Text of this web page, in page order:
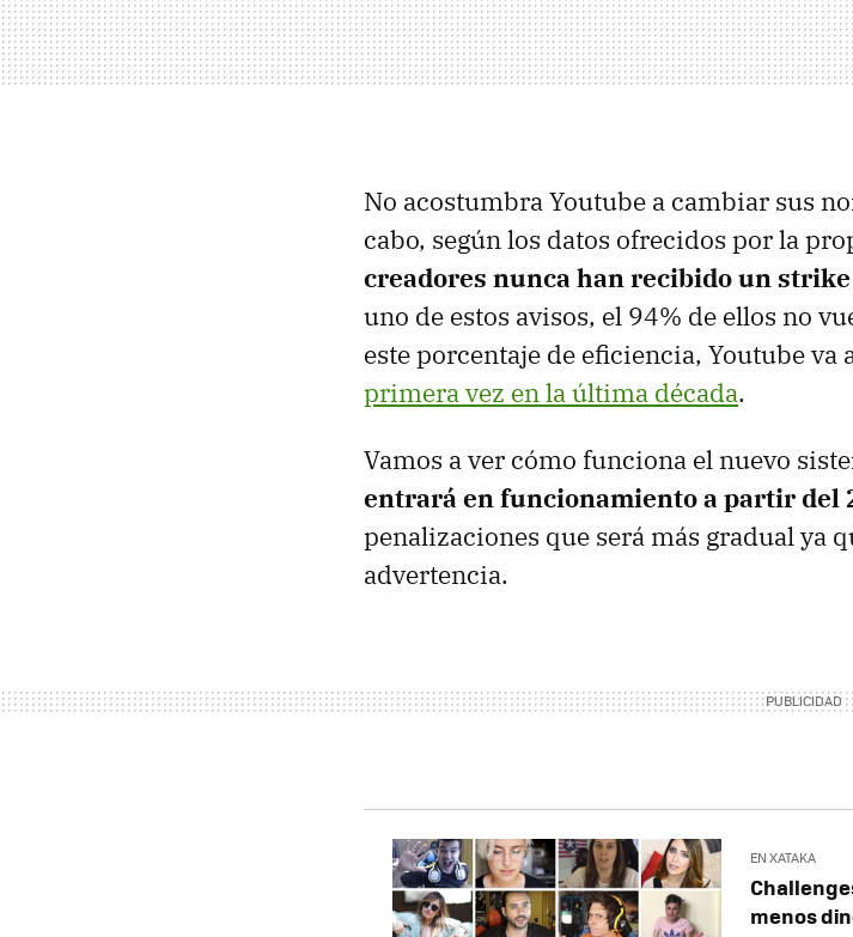
No acostumbra Youtube a cambiar sus
cabo, según los datos ofrecidos por la
creadores nunca han recibido un strike
uno de estos avisos, el 94% de ellos no
este porcentaje de eficiencia, Youtube va
primera vez en la última década.
Vamos a ver cómo funciona el nuevo
entrará en funcionamiento a partir del
penalizaciones que será más gradual ya
advertencia.
EN XATAKA
menos